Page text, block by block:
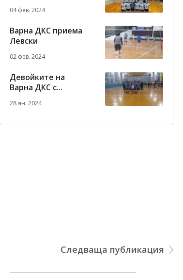
04 фев. 2024
Варна ДКС приема
Левски
02 фев. 2024
Девойките на
Варна ДКС с...
28 ян. 2024
Следваща публикация